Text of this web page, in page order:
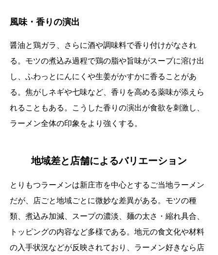
風味・香りの演出
醤油と鶏ガラ、さらに酒や調味料で香り付けがなされ
る。モツの煮込み過程で鶏の脂や旨味がスープに溶け出
し、ふわっとにんにくや生姜がかすかに香ることがあ
る。焦がしネギや七味など、香りを高める薬味が添えら
れることもある。こうした香りの演出が食欲を刺激し、
ラーメン全体の印象をより強くする。
地域差と店舗によるバリエーション
とりもつラーメンは新庄市を中心とするご当地ラーメン
だが、店ごと地域ごとに微妙な差異がある。モツの種
類、煮込み加減、スープの濃淡、麺の太さ・縮れ具合、
トッピングの内容など多様である。地元の食文化や材料
の入手状況などが反映されており、ラーメン好きなら店